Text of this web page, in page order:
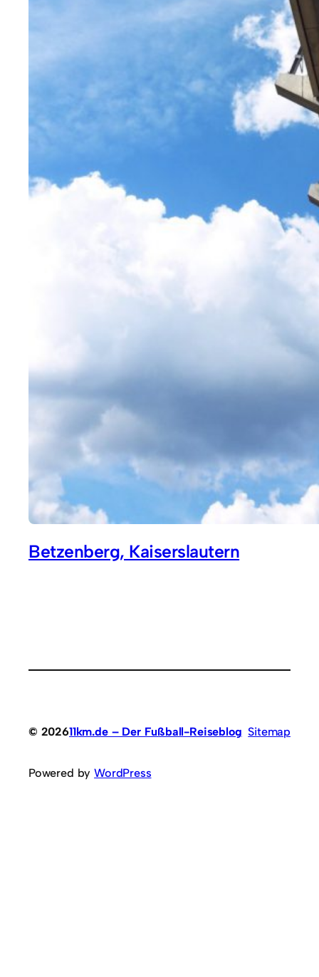
Betzenberg, Kaiserslautern
© 202611km.de – Der Fußball-Reiseblog Sitemap
Powered byWordPress